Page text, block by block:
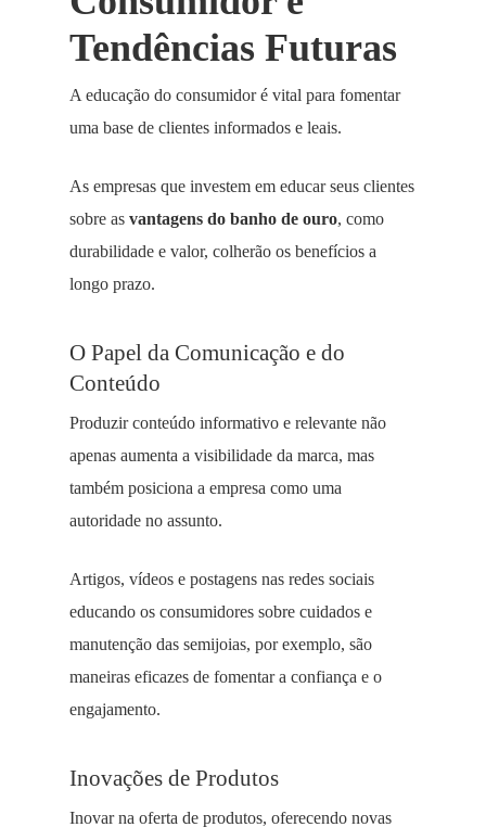
Tendências Futuras
A educação do consumidor é vital para fomentar
uma base de clientes informados e leais.
As empresas que investem em educar seus clientes
sobre as vantagens do banho de ouro, como
durabilidade e valor, colherão os benefícios a
longo prazo.
O Papel da Comunicação e do
Conteúdo
Produzir conteúdo informativo e relevante não
apenas aumenta a visibilidade da marca, mas
também posiciona a empresa como uma
autoridade no assunto.
Artigos, vídeos e postagens nas redes sociais
educando os consumidores sobre cuidados e
manutenção das semijoias, por exemplo, são
maneiras eficazes de fomentar a confiança e o
engajamento.
Inovações de Produtos
Inovar na oferta de produtos, oferecendo novas